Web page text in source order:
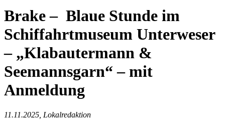
Brake – Blaue Stunde im
Schiffahrtmuseum Unterweser
– „Klabautermann &
Seemannsgarn“ – mit
Anmeldung
11.11.2025, Lokalredaktion